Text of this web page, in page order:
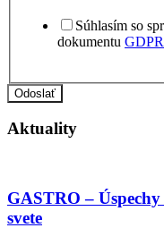
Súhlasím so
dokumentu GDPR
Odoslať
Aktuality
GASTRO –
svete